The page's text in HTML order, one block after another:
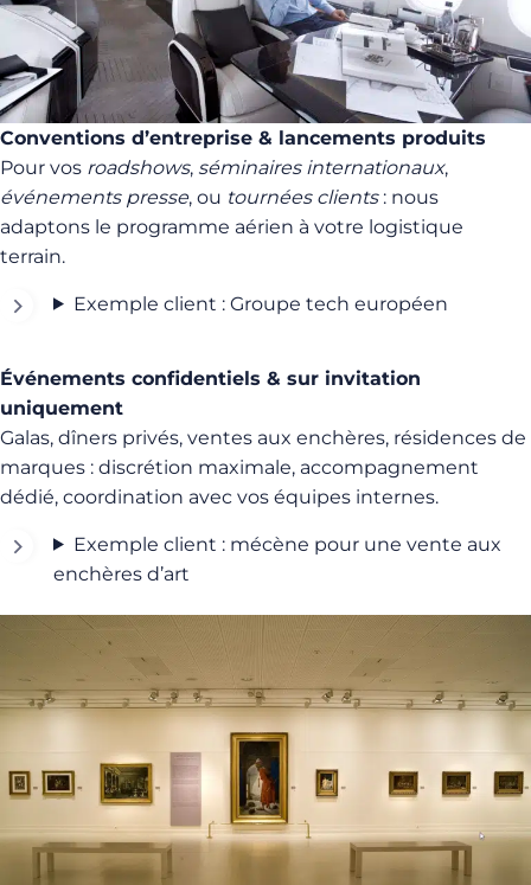
Conventions d’entreprise & lancements produits
Pour vos roadshows, séminaires internationaux,
événements presse, ou tournées clients: nous
adaptons le programme aérien à votre logistique
terrain.
Exemple client : Groupe tech européen
Événements confidentiels & sur invitation
uniquement
Galas, dîners privés, ventes aux enchères, résidences de
marques : discrétion maximale, accompagnement
dédié, coordination avec vos équipes internes.
Exemple client : mécène pour une vente aux
enchères d’art